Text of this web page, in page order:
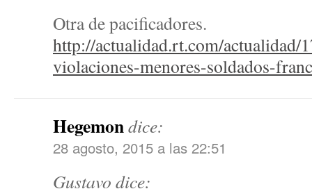
Otra de pacificadores.
http://actualidad.rt.com/
violaciones-menores-soldados-
Hegemondice:
28 agosto, 2015 a las 22:51
Gustavo dice: